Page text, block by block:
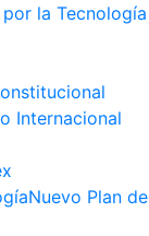
la Tecnología
Internacional
Nuevo Plan de